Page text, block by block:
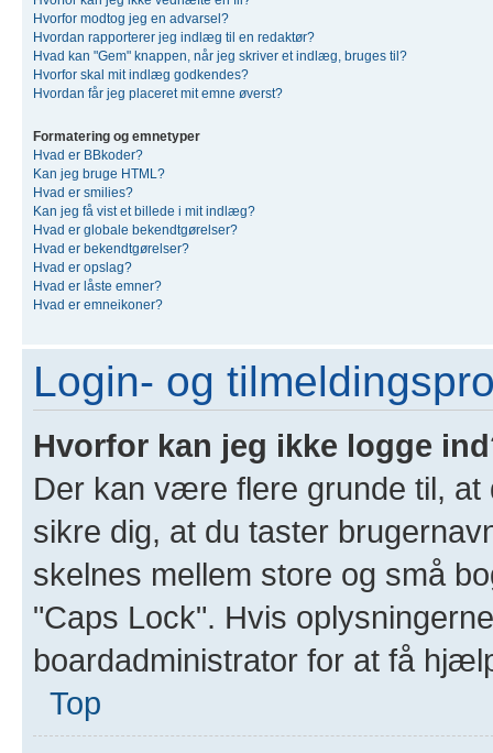
Hvorfor modtog jeg en advarsel?
Hvordan rapporterer jeg indlæg til en redaktør?
Hvad kan "Gem" knappen, når jeg skriver et indlæg, bruges til?
Hvorfor skal mit indlæg godkendes?
Hvordan får jeg placeret mit emne øverst?
Formatering og emnetyper
Hvad er BBkoder?
Kan jeg bruge HTML?
Hvad er smilies?
Kan jeg få vist et billede i mit indlæg?
Hvad er globale bekendtgørelser?
Hvad er bekendtgørelser?
Hvad er opslag?
Hvad er låste emner?
Hvad er emneikoner?
Login- og
Hvorfor kan jeg ikke logge
Der kan være flere grunde til,
sikre dig, at du taster
skelnes mellem store og små
"Caps Lock". Hvis
boardadministrator for at få
Top